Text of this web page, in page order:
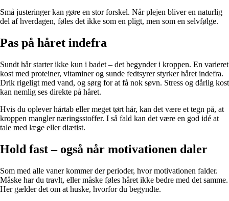
Små justeringer kan gøre en stor forskel. Når plejen bliver en naturlig
del af hverdagen, føles det ikke som en pligt, men som en selvfølge.
Pas på håret indefra
Sundt hår starter ikke kun i badet – det begynder i kroppen. En varieret
kost med proteiner, vitaminer og sunde fedtsyrer styrker håret indefra.
Drik rigeligt med vand, og sørg for at få nok søvn. Stress og dårlig kost
kan nemlig ses direkte på håret.
Hvis du oplever hårtab eller meget tørt hår, kan det være et tegn på, at
kroppen mangler næringsstoffer. I så fald kan det være en god idé at
tale med læge eller diætist.
Hold fast – også når motivationen daler
Som med alle vaner kommer der perioder, hvor motivationen falder.
Måske har du travlt, eller måske føles håret ikke bedre med det samme.
Her gælder det om at huske, hvorfor du begyndte.